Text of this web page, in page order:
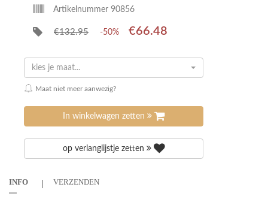
Artikelnummer 90856
€132.95 -50% €66.48
kies je maat...
Maat niet meer aanwezig?
In winkelwagen zetten
op verlanglijstje zetten
INFO VERZENDEN